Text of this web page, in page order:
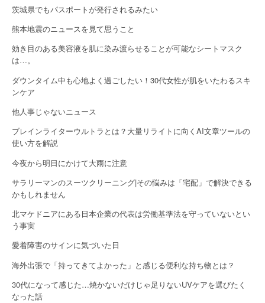
g
a
t
i
o
n
茨城県でもパスポートが発行されるみたい
熊本地震のニュースを見て思うこと
効き目のある美容液を肌に染み渡らせることが可能なシートマスク
は…。
ダウンタイム中も心地よく過ごしたい！30代女性が肌をいたわるスキ
ンケア
他人事じゃないニュース
ブレインライターウルトラとは？大量リライトに向くAI文章ツールの
使い方を解説
今夜から明日にかけて大雨に注意
サラリーマンのスーツクリーニング|その悩みは「宅配」で解決できる
かもしれません
北マケドニアにある日本企業の代表は労働基準法を守っていないとい
う事実
愛着障害のサインに気づいた日
海外出張で「持ってきてよかった」と感じる便利な持ち物とは？
30代になって感じた…焼かないだけじゃ足りないUVケアを選びたく
なった話